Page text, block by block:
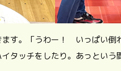
す。「うわー！ いっぱい倒
タッチをしたり。あっという